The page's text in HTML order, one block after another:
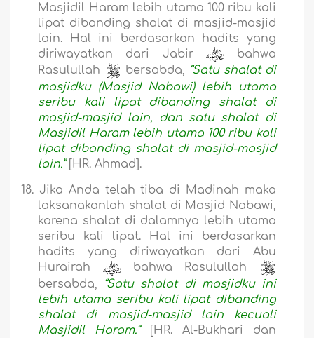
Masjidil Haram lebih utama 100 ribu kali
lipat dibanding shalat di masjid-masjid
lain. Hal ini berdasarkan hadits yang
diriwayatkan dari Jabir
bahwa
Rasulullah
bersabda, “Satu shalat di
masjidku (Masjid Nabawi) lebih utama
seribu kali lipat dibanding shalat di
masjid-masjid lain, dan satu shalat di
Masjidil Haram lebih utama 100 ribu kali
lipat dibanding shalat di masjid-masjid
lain.”[HR. Ahmad].
18. Jika Anda telah tiba di Madinah maka
laksanakanlah shalat di Masjid Nabawi,
karena shalat di dalamnya lebih utama
seribu kali lipat. Hal ini berdasarkan
hadits yang diriwayatkan dari Abu
Hurairah
bahwa Rasulullah
bersabda, “Satu shalat di masjidku ini
lebih utama seribu kali lipat dibanding
shalat di masjid-masjid lain kecuali
Masjidil Haram.”[HR. Al-Bukhari dan